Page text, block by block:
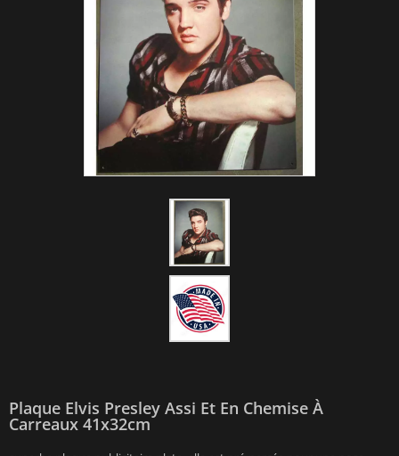
Plaque Elvis Presley Assi Et En Chemise À
Carreaux 41x32cm